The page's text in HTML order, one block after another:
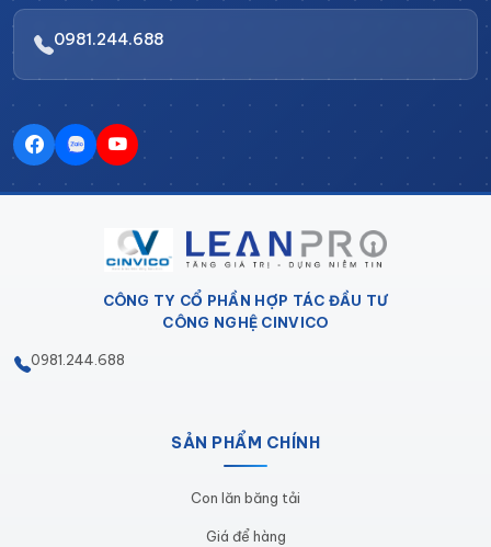
Thông số kỹ thuật tủ đựng dụng cụ cơ khí leanpro
Thông số kỹ thuật khay nhựa Leanpro
CÔNG DỤNG VÀ TÍNH NĂNG CỦA
TỦ DỤNG CỤ CƠ KHÍ CÓ KHAY
Tối ưu hóa lưu trữ và quản lý dụng
0981.244.688
CÔNG TY CỔ PHẦN HỢP TÁC ĐẦU TƯ
CÔNG NGHỆ CINVICO
0981.244.688
SẢN PHẨM CHÍNH
Con lăn băng tải
Giá để hàng